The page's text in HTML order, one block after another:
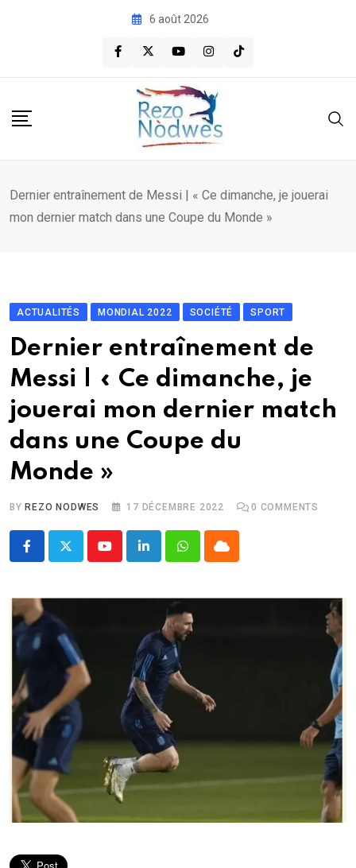
6 août 2026
Dernier entraînement de Messi | « Ce dimanche, je jouerai
mon dernier match dans une Coupe du Monde »
ACTUALITÉS MONDIAL 2022 SOCIÉTÉ SPORT
Dernier entraînement de
Messi | « Ce dimanche, je
jouerai mon dernier match
dans une Coupe du
Monde »
BY REZO NODWES 17 DÉCEMBRE 2022 0 COMMENTS
YoutubeLinkedInWhatsappCloud